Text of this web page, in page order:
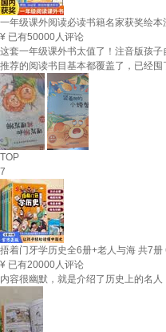
一年级课外阅读必读书籍名家获奖绘
¥ 已有50000人评论
这套一年级课外书太值了！注音版孩
推荐的阅读书目基本都覆盖了，已经囤
TOP
7
捂着门牙学历史全6册+老人与海 共7
¥ 已有20000人评论
内容很幽默，就是介绍了历史上的名人